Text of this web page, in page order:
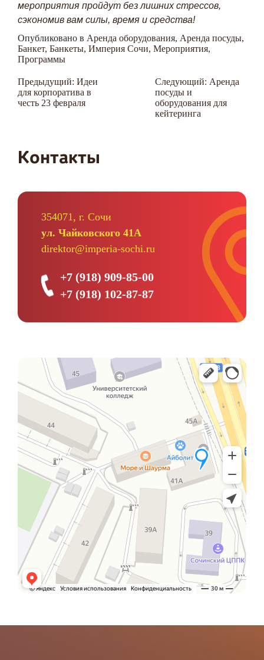
мероприятия пройдут без лишних стрессов,
сэкономив вам силы, время и средства!
Опубликовано в Аренда оборудования, Аренда посуды,
Банкет, Банкеты, Империя Сочи, Мероприятия,
Программы
Навигация
по
Предыдущий: Идеи
для корпоратива в
честь 23 февраля
Следующий: Аренда
посуды и
оборудования для
кейтеринга
Контакты
354071, г. Сочи
ул. Чайковского 41А
direktor@imperia-sochi.ru
+7 (918) 909-85-00
+7 (918) 102-87-87